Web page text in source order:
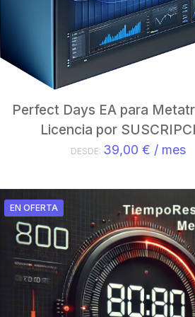
Perfect Days EA para
Licencia por
DESDE: 39,00€ / mes
EN OFERTA